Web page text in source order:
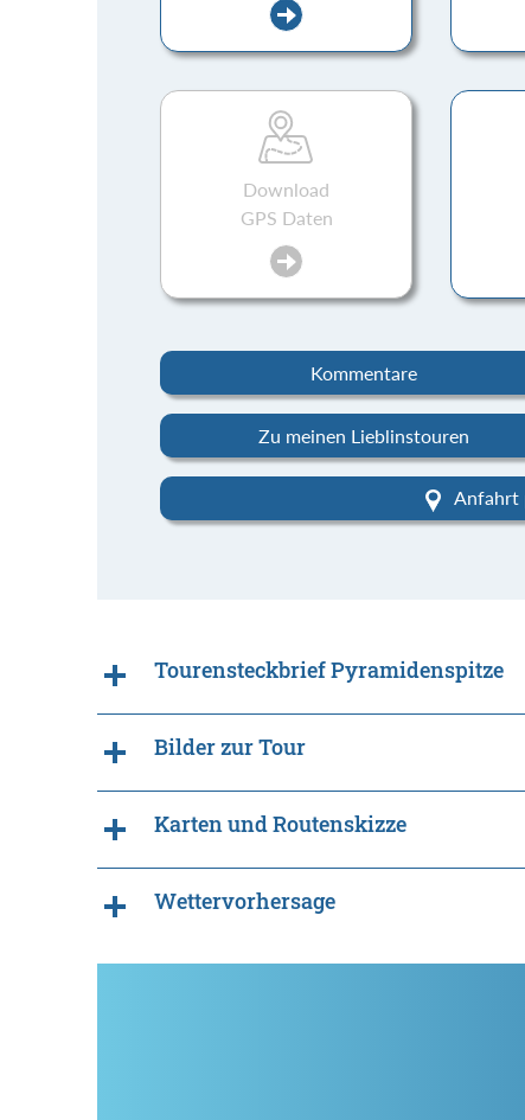
Download
GPS Daten
Kommentare
Zu meinen Lieblinstouren
Anfahrt
Tourensteckbrief Pyramidenspitze
Bilder zur Tour
Karten und Routenskizze
Wettervorhersage